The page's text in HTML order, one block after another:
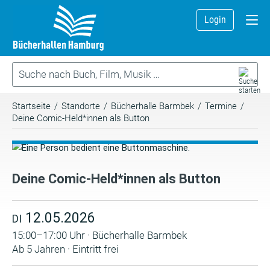
Login
Startseite / Standorte / Bücherhalle Barmbek / Termine /
Deine Comic-Held*innen als Button
Deine Comic-Held*innen als Button
DI 12.05.2026
15:00–17:00 Uhr · Bücherhalle Barmbek
Ab 5 Jahren · Eintritt frei